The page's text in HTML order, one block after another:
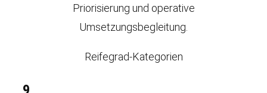
Priorisierung und operative
Umsetzungsbegleitung.
Reifegrad-Kategorien